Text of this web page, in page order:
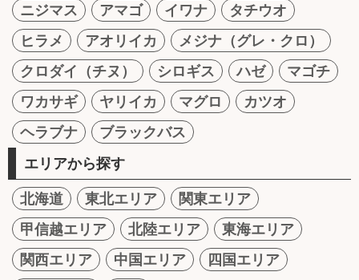
ニジマス
アマゴ イワナ
タチウオ
ヒラメ
アオリイカ
メジナ（グレ・クロ）
クロダイ（チヌ）
シロギス ハゼ
マゴチ
ワカサギ
ヤリイカ マグロ
カツオ
ヘラブナ
ブラックバス
エリアから探す
北海道 東北エリア
関東エリア
甲信越エリア
北陸エリア
東海エリア
関西エリア
中国エリア
四国エリア